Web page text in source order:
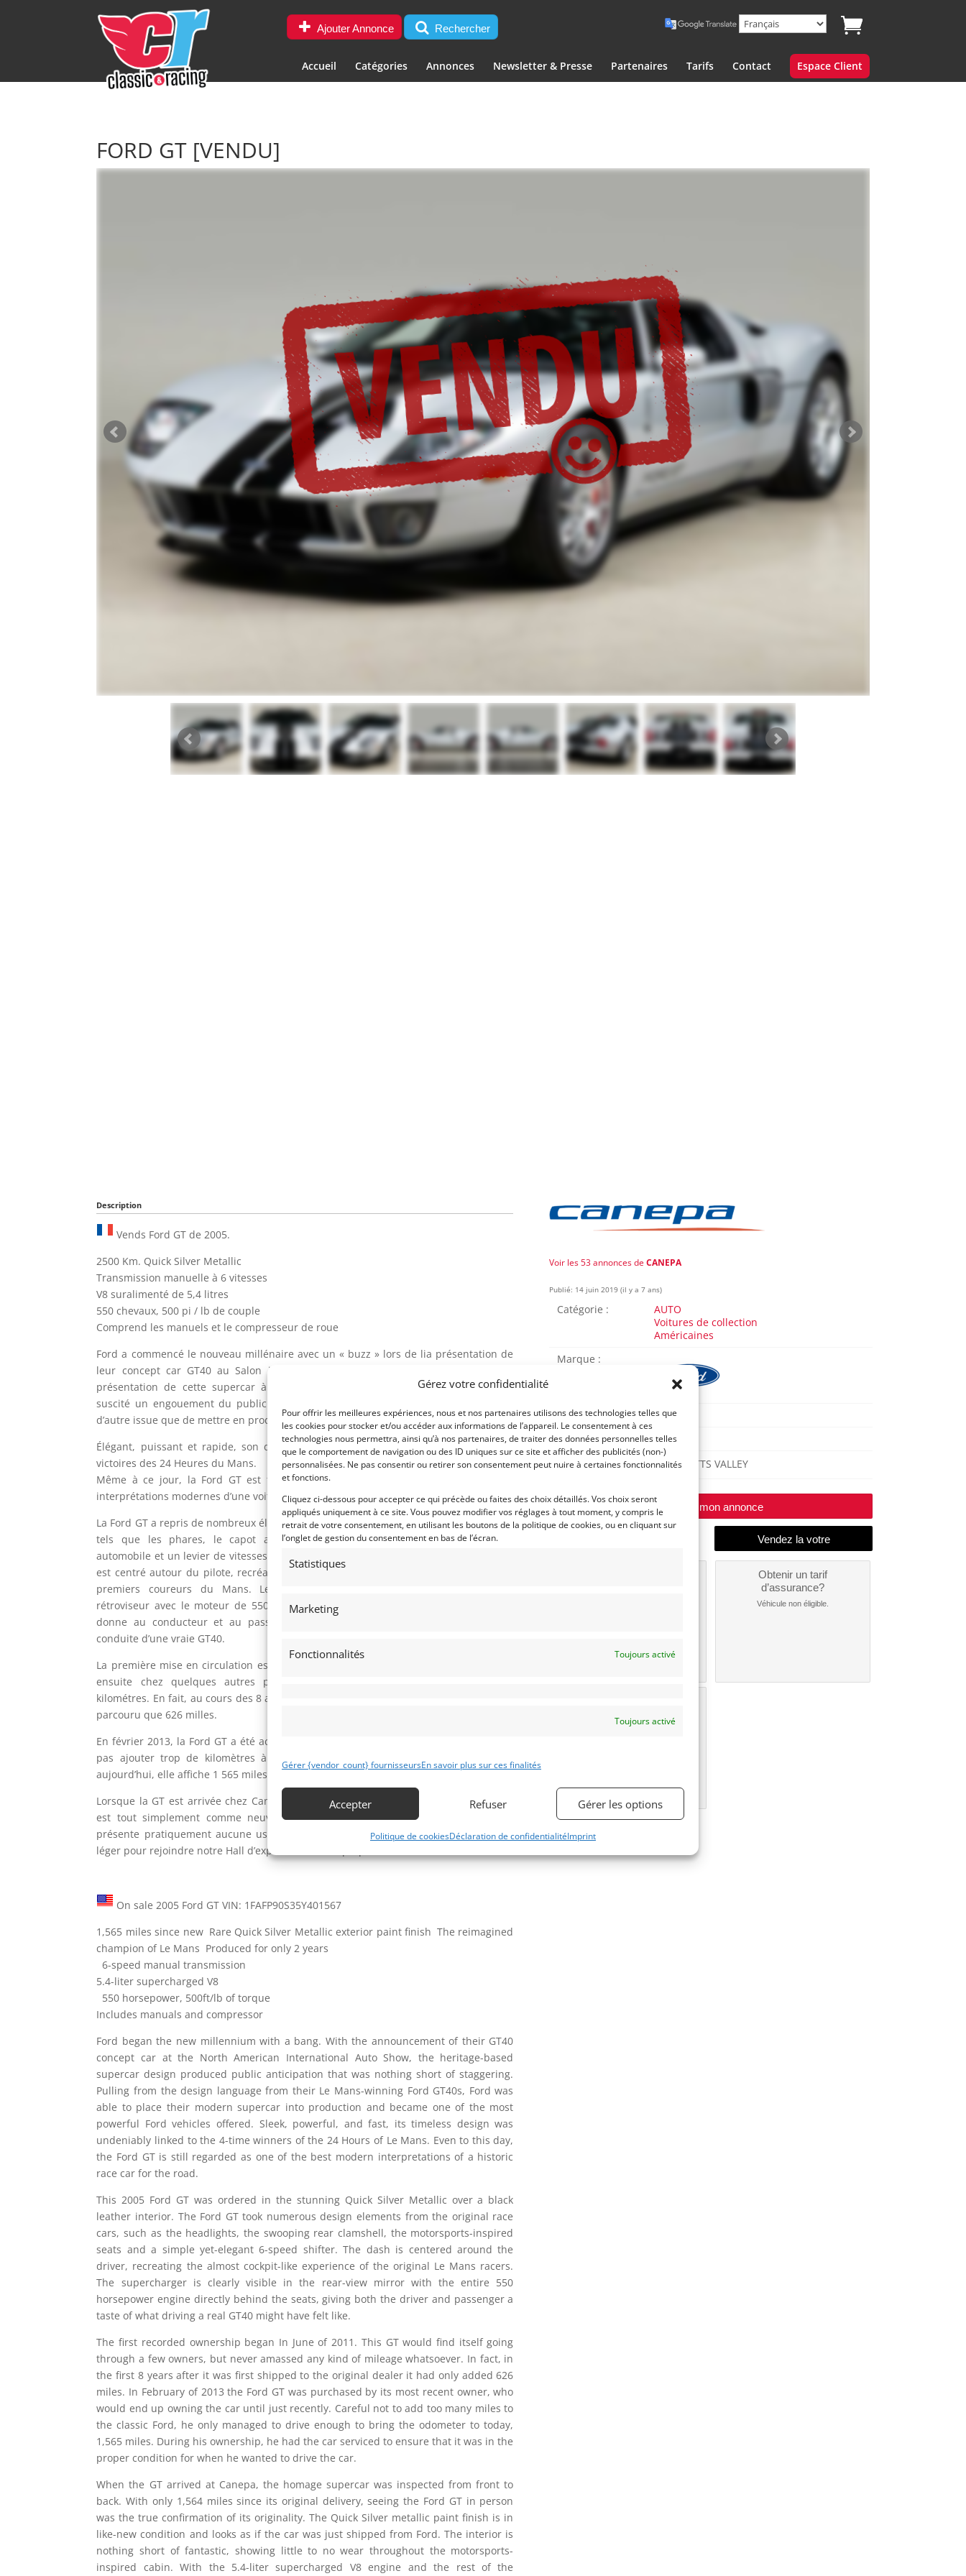
Gérez votre confidentialité
Pour offrir les meilleures expériences, nous et nos partenaires utilisons des technologies telles que
les cookies pour stocker et/ou accéder aux informations de l’appareil. Le consentement à ces
technologies nous permettra, ainsi qu’à nos partenaires, de traiter des données personnelles telles
que le comportement de navigation ou des ID uniques sur ce site et afficher des publicités (non-)
personnalisées. Ne pas consentir ou retirer son consentement peut nuire à certaines fonctionnalités
et fonctions.
Cliquez ci-dessous pour accepter ce qui précède ou faites des choix détaillés. Vos choix seront
appliqués uniquement à ce site. Vous pouvez modifier vos réglages à tout moment, y compris le
retrait de votre consentement, en utilisant les boutons de la politique de cookies, ou en cliquant sur
l’onglet de gestion du consentement en bas de l’écran.
Statistiques
Marketing
Fonctionnalités Toujours activé
Toujours activé
Gérer {vendor_count} fournisseursEn savoir plus sur ces finalités
Accepter Refuser Gérer les options
Politique de cookiesDéclaration de confidentialitéImprint
Ajouter Annonce Rechercher
Accueil Catégories Annonces Newsletter & Presse Partenaires Tarifs Contact Espace Client
FORD GT [VENDU]
Description
Vends Ford GT de 2005.
2500 Km. Quick Silver Metallic
Transmission manuelle à 6 vitesses
V8 suralimenté de 5,4 litres
550 chevaux, 500 pi / lb de couple
Comprend les manuels et le compresseur de roue
Ford a commencé le nouveau millénaire avec un « buzz » lors de lia présentation de
leur concept car GT40 au Salon international de l’automobile nord-américain. La
présentation de cette supercar à l’origine du patrimoine sportif de la marque a
suscité un engouement du public qui était tout simplement stupéfiant.Ford n’a eu
d’autre issue que de mettre en production leur supercar.
Élégant, puissant et rapide, son design intemporel était indéniablement lié aux 4
victoires des 24 Heures du Mans.
Même à ce jour, la Ford GT est toujours considérée comme l’une des meilleures
interprétations modernes d’une voiture de course historique pour la route.
La Ford GT a repris de nombreux éléments de design des voitures de course d’origine,
tels que les phares, le capot arrière basculant, les sièges inspirés du sport
automobile et un levier de vitesses simple et élégant à 6 vitesses. Le tableau de bord
est centré autour du pilote, recréant l’expérience presque semblable au cockpit des
premiers coureurs du Mans. Le compresseur est clairement visible dans le
rétroviseur avec le moteur de 550 chevaux directement derrière les sièges, ce qui
donne au conducteur et au passager un avant-goût de ce qu’aurait pu être la
conduite d’une vraie GT40.
La première mise en circulation est enregistrée en juin 2011. Cette GT se retrouvera
ensuite chez quelques autres propriétaires, mais elle n’a jamais amassé les
kilométres. En fait, au cours des 8 années qui ont suivi sa mise en circulation, elle n’a
parcouru que 626 milles.
En février 2013, la Ford GT a été achetée par son propriétaire actuel. Soucieux de ne
pas ajouter trop de kilomètres à la Ford classique, il l’a utilisée avec raison, et
aujourd’hui, elle affiche 1 565 miles (2500 Km) .
Lorsque la GT est arrivée chez Canepa, elle a été inspectée de fond en comble. Elle
est tout simplement comme neuve. L’intérieur est absolument fantastique et ne
présente pratiquement aucune usure. La voiture n’avait besoin que d’un nettoyage
léger pour rejoindre notre Hall d’exposition et être proposée à la vente.
On sale 2005 Ford GT VIN: 1FAFP90S35Y401567
1,565 miles since new Rare Quick Silver Metallic exterior paint finish The reimagined
champion of Le Mans Produced for only 2 years
6-speed manual transmission
5.4-liter supercharged V8
550 horsepower, 500ft/lb of torque
Includes manuals and compressor
Ford began the new millennium with a bang. With the announcement of their GT40
concept car at the North American International Auto Show, the heritage-based
supercar design produced public anticipation that was nothing short of staggering.
Pulling from the design language from their Le Mans-winning Ford GT40s, Ford was
able to place their modern supercar into production and became one of the most
powerful Ford vehicles offered. Sleek, powerful, and fast, its timeless design was
undeniably linked to the 4-time winners of the 24 Hours of Le Mans. Even to this day,
the Ford GT is still regarded as one of the best modern interpretations of a historic
race car for the road.
This 2005 Ford GT was ordered in the stunning Quick Silver Metallic over a black
leather interior. The Ford GT took numerous design elements from the original race
cars, such as the headlights, the swooping rear clamshell, the motorsports-inspired
seats and a simple yet-elegant 6-speed shifter. The dash is centered around the
driver, recreating the almost cockpit-like experience of the original Le Mans racers.
The supercharger is clearly visible in the rear-view mirror with the entire 550
horsepower engine directly behind the seats, giving both the driver and passenger a
taste of what driving a real GT40 might have felt like.
The first recorded ownership began In June of 2011. This GT would find itself going
through a few owners, but never amassed any kind of mileage whatsoever. In fact, in
the first 8 years after it was first shipped to the original dealer it had only added 626
miles. In February of 2013 the Ford GT was purchased by its most recent owner, who
would end up owning the car until just recently. Careful not to add too many miles to
the classic Ford, he only managed to drive enough to bring the odometer to today,
1,565 miles. During his ownership, he had the car serviced to ensure that it was in the
proper condition for when he wanted to drive the car.
When the GT arrived at Canepa, the homage supercar was inspected from front to
back. With only 1,564 miles since its original delivery, seeing the Ford GT in person
was the true confirmation of its originality. The Quick Silver metallic paint finish is in
like-new condition and looks as if the car was just shipped from Ford. The interior is
nothing short of fantastic, showing little to no wear throughout the motorsports-
inspired cabin. With the 5.4-liter supercharged V8 engine and the rest of the
Voir les 53 annonces deCANEPA
Publié: 14 juin 2019 (il y a 7 ans)
Catégorie :
AUTO
Voitures de collection
Américaines
Marque :
Modèle :
GT
Année :
2005
Lieu :
SCOTTS VALLEY
Modifier mon annonce
Obtenir un tarif
d’assurance?
Véhicule non éligible.